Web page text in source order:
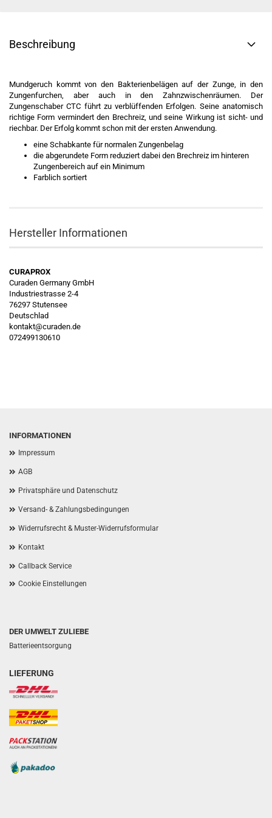
Beschreibung
Mundgeruch kommt von den Bakterienbelägen auf der Zunge, in den
Zungenfurchen, aber auch in den Zahnzwischenräumen. Der
Zungenschaber CTC führt zu verblüffenden Erfolgen. Seine anatomisch
richtige Form vermindert den Brechreiz, und seine Wirkung ist sicht- und
riechbar. Der Erfolg kommt schon mit der ersten Anwendung.
eine Schabkante für normalen Zungenbelag
die abgerundete Form reduziert dabei den Brechreiz im hinteren
Zungenbereich auf ein Minimum
Farblich sortiert
Hersteller Informationen
CURAPROX
Curaden Germany GmbH
Industriestrasse 2-4
76297 Stutensee
Deutschlad
kontakt@curaden.de
072499130610
INFORMATIONEN
Impressum
AGB
Privatsphäre und Datenschutz
Versand- & Zahlungsbedingungen
Widerrufsrecht & Muster-Widerrufsformular
Kontakt
Callback Service
Cookie Einstellungen
DER UMWELT ZULIEBE
Batterieentsorgung
LIEFERUNG